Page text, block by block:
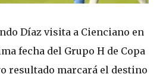
Díaz visita a Cienciano en
fecha del Grupo H de Copa
resultado marcará el destino